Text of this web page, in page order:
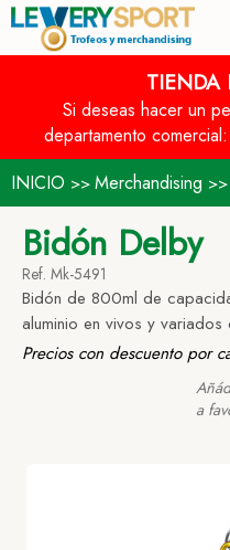
TIENDA
Si deseas hacer un
departamento comercial:
INICIO >> Merchandising >>
Bidón Delby
Ref. Mk-5491
Bidón de 800ml de
aluminio en vivos y variados
Precios con descuento por
a